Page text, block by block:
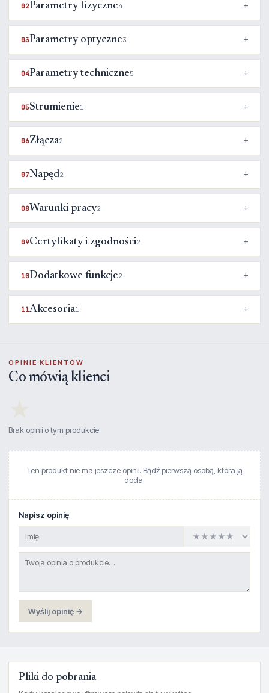
02Parametry fizyczne4
03Parametry optyczne3
04Parametry techniczne5
05Strumienie1
06Złącza2
07Napęd2
08Warunki pracy2
09Certyfikaty i zgodności2
10Dodatkowe funkcje2
11Akcesoria1
OPINIE KLIENTÓW
Co mówią klienci
Brak opinii o tym produkcie.
Ten produkt nie ma jeszcze opinii. Bądź pierwszą osobą, która ją
doda.
Napisz opinię
Wyślij opinię →
Pliki do pobrania